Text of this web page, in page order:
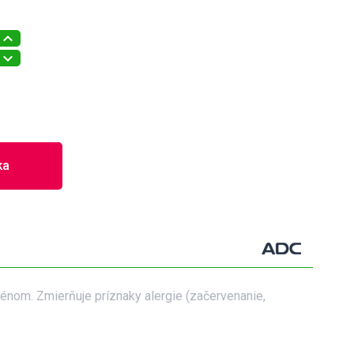
Zmierňuje príznaky alergie (začervenanie,